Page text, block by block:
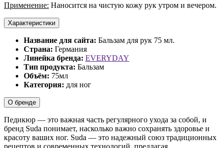
Применение: Наносится на чистую кожу рук утром и вечером.
Характеристики
Название для сайта: Бальзам для рук 75 мл.
Страна: Германия
Линейка бренда: EVERYDAY
Тип продукта: Бальзам
Объём: 75мл
Категория: для ног
О бренде
Педикюр — это важная часть регулярного ухода за собой, и
бренд Suda понимает, насколько важно сохранять здоровье и
красоту ваших ног. Suda — это надежный союз традиционных
рецептов и современных технологий, предлагая